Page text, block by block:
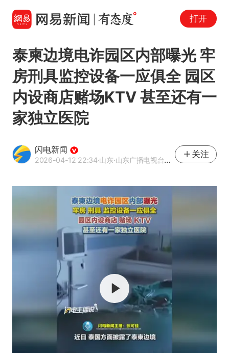
打开
泰柬边境电诈园区内部曝光 牢
房刑具监控设备一应俱全 园区
内设商店赌场KTV 甚至还有一
家独立医院
闪电新闻
2026-04-12 22:34·山东·山东广播电视台官方APP闪电新闻
关注